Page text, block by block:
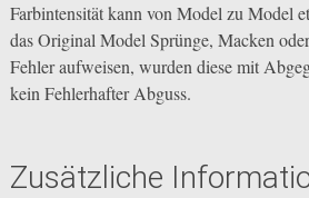
Farbintensität kann von Model zu Model
das Original Model Sprünge, Macken
Fehler aufweisen, wurden diese mit
kein Fehlerhafter Abguss.
Zusätzliche